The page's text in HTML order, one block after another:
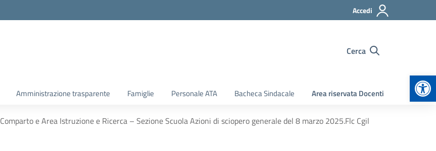
Accedi
Cerca
Amministrazione trasparente Famiglie Personale ATA Bacheca Sindacale Area riservata Docenti
Comparto e Area Istruzione e Ricerca – Sezione Scuola Azioni di sciopero generale del 8 marzo 2025.Flc Cgil